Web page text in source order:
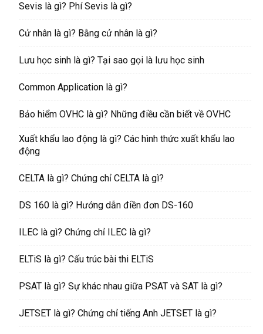
Sevis là gì? Phí Sevis là gì?
Cử nhân là gì? Bằng cử nhân là gì?
Lưu học sinh là gì? Tại sao gọi là lưu học sinh
Common Application là gì?
Bảo hiểm OVHC là gì? Những điều cần biết về OVHC
Xuất khẩu lao động là gì? Các hình thức xuất khẩu lao
động
CELTA là gì? Chứng chỉ CELTA là gì?
DS 160 là gì? Hướng dẫn điền đơn DS-160
ILEC là gì? Chứng chỉ ILEC là gì?
ELTiS là gì? Cấu trúc bài thi ELTiS
PSAT là gì? Sự khác nhau giữa PSAT và SAT là gì?
JETSET là gì? Chứng chỉ tiếng Anh JETSET là gì?